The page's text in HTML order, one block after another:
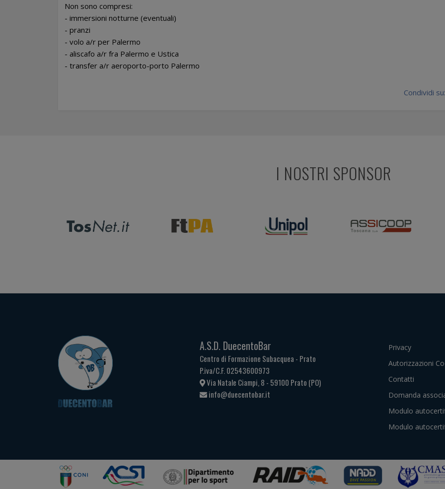
Non sono compresi:
- immersioni notturne (eventuali)
- pranzi
- volo a/r per Palermo
- aliscafo a/r fra Palermo e Ustica
- transfer a/r aeroporto-porto Palermo
Condividi su:
I NOSTRI SPONSOR
A.S.D. DuecentoBar
Centro di Formazione Subacquea - Prato
P.iva/C.F. 02543600973
Via Natale Ciampi, 8 - 59100 Prato (PO)
info@duecentobar.it
Privacy
Autorizzazioni
Contatti
Domanda
Modulo
Modulo